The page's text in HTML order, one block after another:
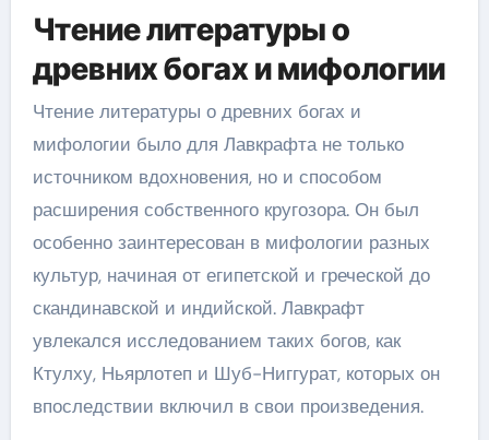
Чтение литературы о
древних богах и мифологии
Чтение литературы о древних богах и
мифологии было для Лавкрафта не только
источником вдохновения, но и способом
расширения собственного кругозора. Он был
особенно заинтересован в мифологии разных
культур, начиная от египетской и греческой до
скандинавской и индийской. Лавкрафт
увлекался исследованием таких богов, как
Ктулху, Ньярлотеп и Шуб-Ниггурат, которых он
впоследствии включил в свои произведения.